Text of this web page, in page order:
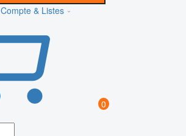
Compte & Listes
0